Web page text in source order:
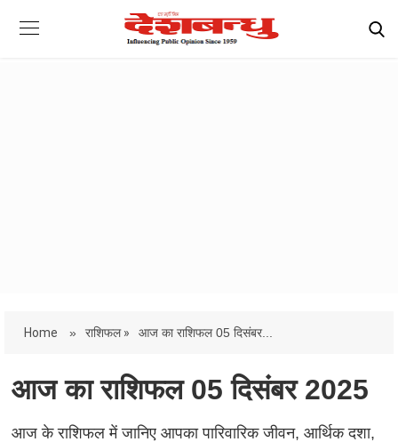
Home » राशिफल » आज का राशिफल 05 दिसंबर...
आज का राशिफल 05 दिसंबर 2025
आज के राशिफल में जानिए आपका पारिवारिक जीवन, आर्थिक दशा,